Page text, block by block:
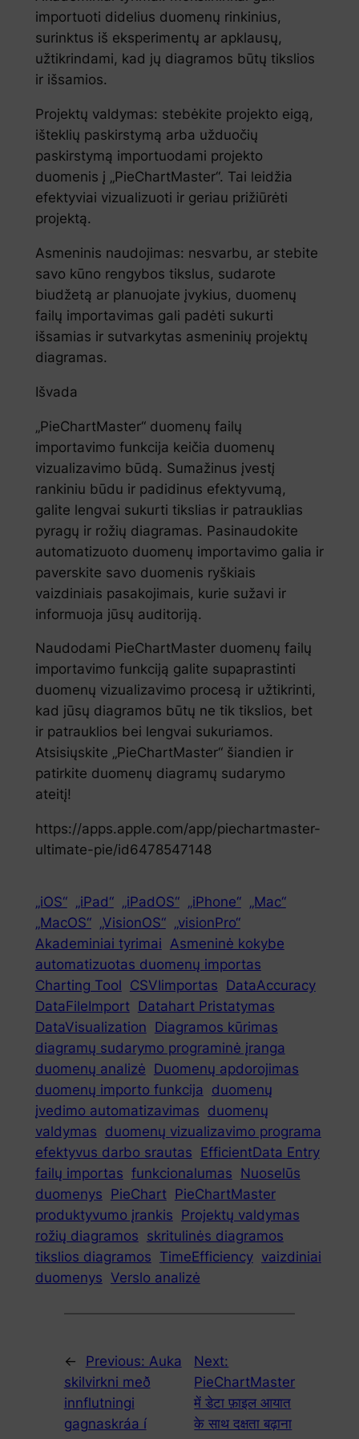
importuoti didelius duomenų rinkinius,
surinktus iš eksperimentų ar apklausų,
užtikrindami, kad jų diagramos būtų tikslios
ir išsamios.
Projektų valdymas: stebėkite projekto eigą,
išteklių paskirstymą arba užduočių
paskirstymą importuodami projekto
duomenis į „PieChartMaster“. Tai leidžia
efektyviai vizualizuoti ir geriau prižiūrėti
projektą.
Asmeninis naudojimas: nesvarbu, ar stebite
savo kūno rengybos tikslus, sudarote
biudžetą ar planuojate įvykius, duomenų
failų importavimas gali padėti sukurti
išsamias ir sutvarkytas asmeninių projektų
diagramas.
Išvada
„PieChartMaster“ duomenų failų
importavimo funkcija keičia duomenų
vizualizavimo būdą. Sumažinus įvestį
rankiniu būdu ir padidinus efektyvumą,
galite lengvai sukurti tikslias ir patrauklias
pyragų ir rožių diagramas. Pasinaudokite
automatizuoto duomenų importavimo galia ir
paverskite savo duomenis ryškiais
vaizdiniais pasakojimais, kurie sužavi ir
informuoja jūsų auditoriją.
Naudodami PieChartMaster duomenų failų
importavimo funkciją galite supaprastinti
duomenų vizualizavimo procesą ir užtikrinti,
kad jūsų diagramos būtų ne tik tikslios, bet
ir patrauklios bei lengvai sukuriamos.
Atsisiųskite „PieChartMaster“ šiandien ir
patirkite duomenų diagramų sudarymo
ateitį!
https://apps.apple.com/app/piechartmaster-
ultimate-pie/id6478547148
„iOS“ „iPad“ „iPadOS“ „iPhone“ „Mac“
„MacOS“ „VisionOS“ „visionPro“
Akademiniai tyrimai Asmeninė kokybe
automatizuotas duomenų importas
Charting Tool CSVIimportas DataAccuracy
DataFileImport Datahart Pristatymas
DataVisualization Diagramos kūrimas
diagramų sudarymo programinė įranga
duomenų analizė Duomenų apdorojimas
duomenų importo funkcija
duomenų
įvedimo automatizavimas duomenų
valdymas duomenų vizualizavimo programa
efektyvus darbo srautas EfficientData Entry
failų importas funkcionalumas Nuoselūs
duomenys PieChart PieChartMaster
produktyvumo įrankis Projektų valdymas
rožių diagramos skritulinės diagramos
tikslios diagramos TimeEfficiency vaizdiniai
duomenys Verslo analizė
← Previous: Auka
skilvirkni með
innflutningi
gagnaskráa í
Next:
PieChartMaster
में डेटा फ़ाइल आयात
के साथ दक्षता बढ़ाना